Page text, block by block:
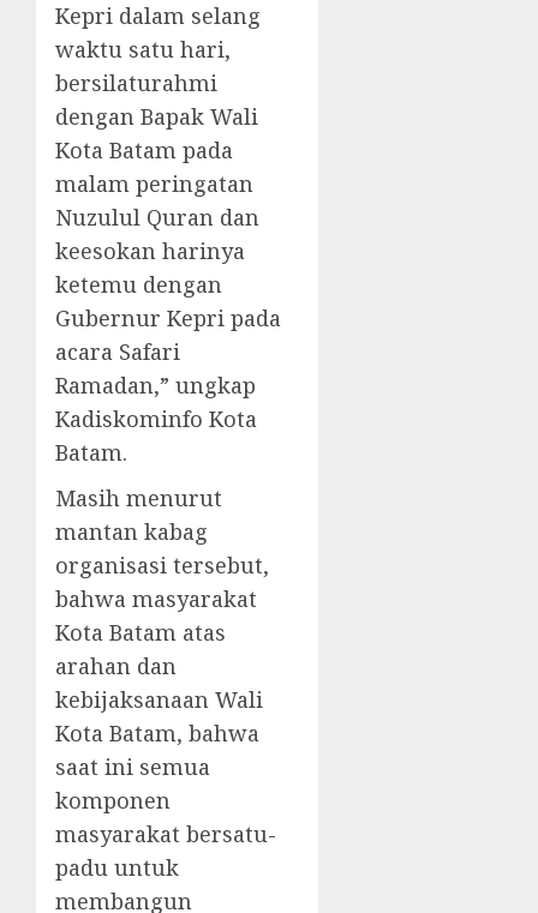
Kepri dalam selang
waktu satu hari,
bersilaturahmi
dengan Bapak Wali
Kota Batam pada
malam peringatan
Nuzulul Quran dan
keesokan harinya
ketemu dengan
Gubernur Kepri pada
acara Safari
Ramadan,” ungkap
Kadiskominfo Kota
Batam.
Masih menurut
mantan kabag
organisasi tersebut,
bahwa masyarakat
Kota Batam atas
arahan dan
kebijaksanaan Wali
Kota Batam, bahwa
saat ini semua
komponen
masyarakat bersatu-
padu untuk
membangun